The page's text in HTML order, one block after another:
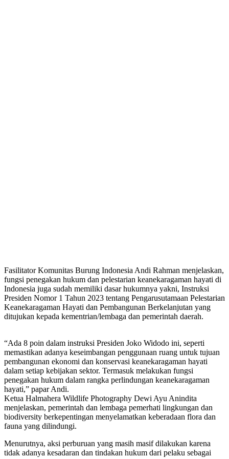
Fasilitator Komunitas Burung Indonesia Andi Rahman menjelaskan,
fungsi penegakan hukum dan pelestarian keanekaragaman hayati di
Indonesia juga sudah memiliki dasar hukumnya yakni, Instruksi
Presiden Nomor 1 Tahun 2023 tentang Pengarusutamaan Pelestarian
Keanekaragaman Hayati dan Pembangunan Berkelanjutan yang
ditujukan kepada kementrian/lembaga dan pemerintah daerah.
“Ada 8 poin dalam instruksi Presiden Joko Widodo ini, seperti
memastikan adanya keseimbangan penggunaan ruang untuk tujuan
pembangunan ekonomi dan konservasi keanekaragaman hayati
dalam setiap kebijakan sektor. Termasuk melakukan fungsi
penegakan hukum dalam rangka perlindungan keanekaragaman
hayati,” papar Andi.
Ketua Halmahera Wildlife Photography Dewi Ayu Anindita
menjelaskan, pemerintah dan lembaga pemerhati lingkungan dan
biodiversity berkepentingan menyelamatkan keberadaan flora dan
fauna yang dilindungi.
Menurutnya, aksi perburuan yang masih masif dilakukan karena
tidak adanya kesadaran dan tindakan hukum dari pelaku sebagai